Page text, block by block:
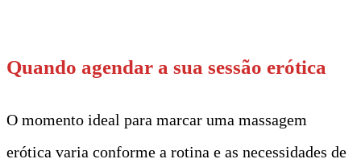
Quando agendar a sua sessão erótica
O momento ideal para marcar uma massagem
erótica varia conforme a rotina e as necessidades de